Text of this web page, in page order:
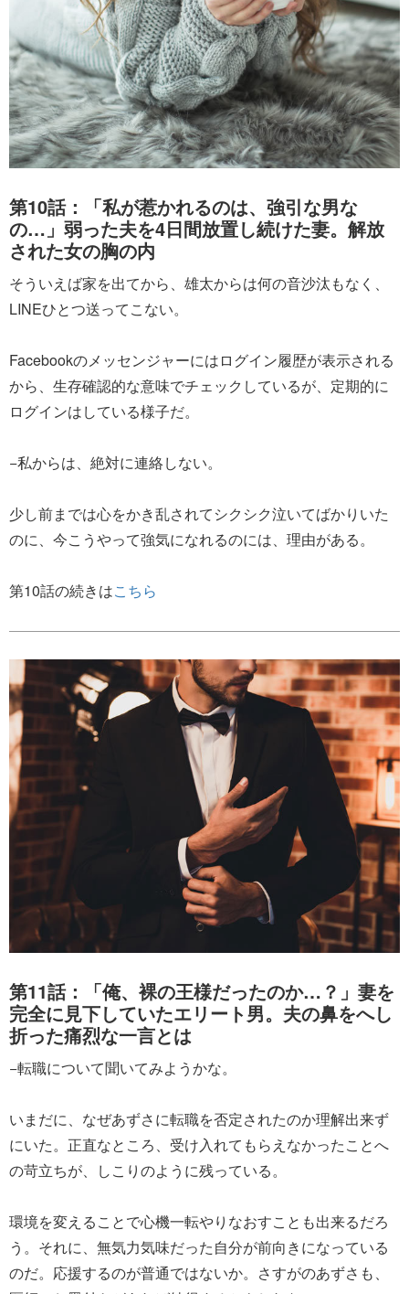
第10話：「私が惹かれるのは、強引な男な
の…」弱った夫を4日間放置し続けた妻。解放
された女の胸の内
そういえば家を出てから、雄太からは何の音沙汰もなく、
LINEひとつ送ってこない。
Facebookのメッセンジャーにはログイン履歴が表示される
から、生存確認的な意味でチェックしているが、定期的に
ログインはしている様子だ。
−私からは、絶対に連絡しない。
少し前までは心をかき乱されてシクシク泣いてばかりいた
のに、今こうやって強気になれるのには、理由がある。
第10話の続きはこちら
第11話：「俺、裸の王様だったのか…？」妻を
完全に見下していたエリート男。夫の鼻をへし
折った痛烈な一言とは
−転職について聞いてみようかな。
いまだに、なぜあずさに転職を否定されたのか理解出来ず
にいた。正直なところ、受け入れてもらえなかったことへ
の苛立ちが、しこりのように残っている。
環境を変えることで心機一転やりなおすことも出来るだろ
う。それに、無気力気味だった自分が前向きになっている
のだ。応援するのが普通ではないか。さすがのあずさも、